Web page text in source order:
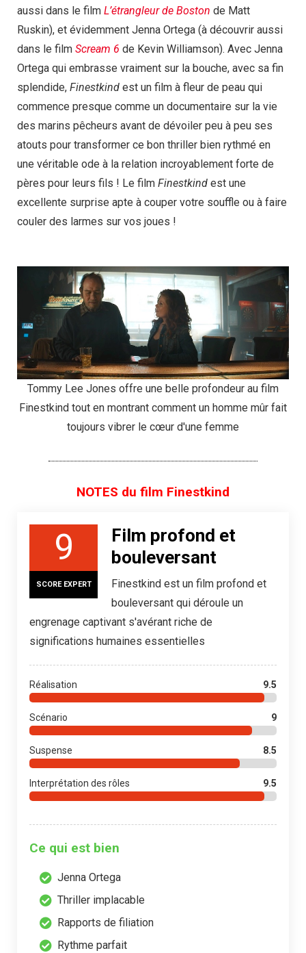
aussi dans le film L’étrangleur de Boston de Matt
Ruskin), et évidemment Jenna Ortega (à découvrir aussi
dans le film Scream 6 de Kevin Williamson). Avec Jenna
Ortega qui embrasse vraiment sur la bouche, avec sa fin
splendide, Finestkind est un film à fleur de peau qui
commence presque comme un documentaire sur la vie
des marins pêcheurs avant de dévoiler peu à peu ses
atouts pour transformer ce bon thriller bien rythmé en
une véritable ode à la relation incroyablement forte de
pères pour leurs fils ! Le film Finestkind est une
excellente surprise apte à couper votre souffle ou à faire
couler des larmes sur vos joues !
Tommy Lee Jones offre une belle profondeur au film
Finestkind tout en montrant comment un homme mûr fait
toujours vibrer le cœur d'une femme
NOTES du film Finestkind
9
SCORE EXPERT
Film profond et
bouleversant
Finestkind est un film profond et
bouleversant qui déroule un
engrenage captivant s'avérant riche de
significations humaines essentielles
Réalisation 9.5
Scénario 9
Suspense 8.5
Interprétation des rôles 9.5
Ce qui est bien
Jenna Ortega
Thriller implacable
Rapports de filiation
Rythme parfait